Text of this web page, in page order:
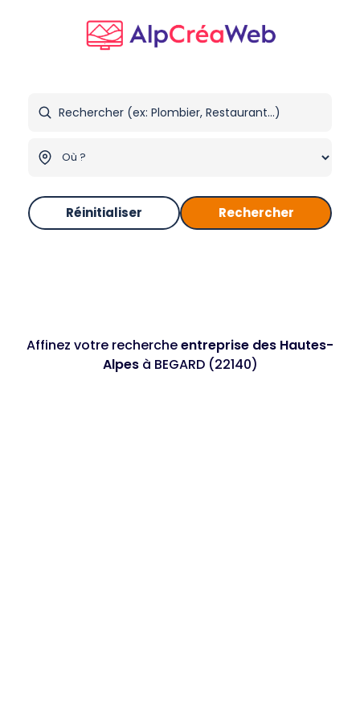
Réinitialiser Rechercher
Affinez votre rechercheentreprise des Hautes-
Alpesà BEGARD (22140)